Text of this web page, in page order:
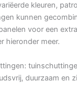
kleuren,
kunnen
voor een
hieronder meer.
duurzaam en